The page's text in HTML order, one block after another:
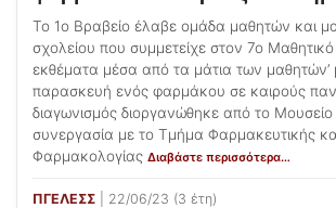
Το 1ο Βραβείο έλαβε ομάδα μαθητών και
σχολείου που συμμετείχε στον 7ο
εκθέματα μέσα από τα μάτια των μαθητών’
παρασκευή ενός φαρμάκου σε καιρούς
διαγωνισμός διοργανώθηκε από το Μουσείο
συνεργασία με το Τμήμα Φαρμακευτικής
Φαρμακολογίας Διαβάστε περισσότερα…
ΠΓΕΛΕΣΣ | 22/06/23 (3 έτη)